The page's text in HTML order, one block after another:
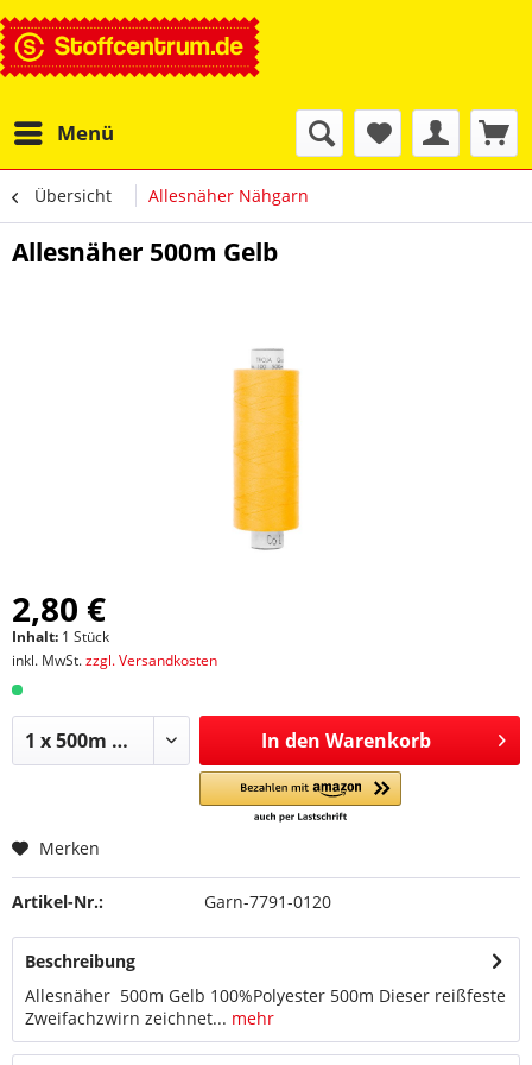
Menü
Übersicht Allesnäher Nähgarn
Allesnäher 500m Gelb
2,80 €
Inhalt: 1 Stück
inkl. MwSt.zzgl. Versandkosten
In den Warenkorb
Merken
Artikel-Nr.: Garn-7791-0120
Beschreibung
Allesnäher 500m Gelb 100%Polyester 500m Dieser reißfeste
Zweifachzwirn zeichnet... mehr